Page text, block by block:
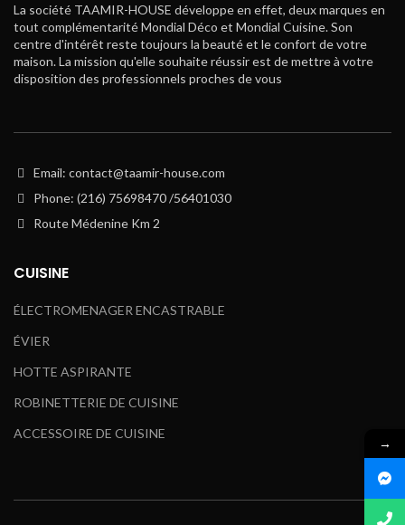
La société TAAMIR-HOUSE développe en effet, deux marques en
tout complémentarité Mondial Déco et Mondial Cuisine. Son
centre d'intérêt reste toujours la beauté et le confort de votre
maison. La mission qu'elle souhaite réussir est de mettre à votre
disposition des professionnels proches de vous
Email: contact@taamir-house.com
Phone: (216) 75698470 /56401030
Route Médenine Km 2
CUISINE
ÉLECTROMENAGER ENCASTRABLE
ÉVIER
HOTTE ASPIRANTE
ROBINETTERIE DE CUISINE
ACCESSOIRE DE CUISINE
→